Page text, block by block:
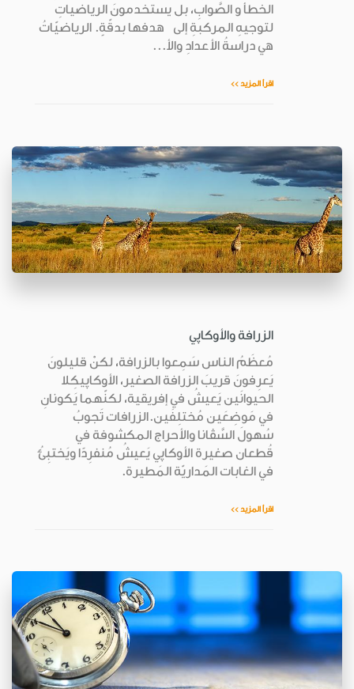
الخطأ و الصَّوابِ، بل يستخدمونَ الرياضياتِ
لتوجيهِ المركبةِ إلى هدفها بدقّةٍ. الرياضيّاتُ
هي دراسةُ الأعدادِ والأ...
اقرأ المزيد >>
الزرافة والأوكاپي
مُعظَمُ الناس سَمِعوا بالزرافة، لكنْ قليلونَ
يَعرِفونَ قريبَ الزرافة الصغير، الأوكاپيكِلا
الحيوانَين يَعيشُ في إفريقية، لكنّهما يَكونانِ
في مَوضِعَين مُختلِفَين.الزرافات تَجوبُ
سُهولَ السَّڤانا والأحراج المكشوفة في
قُطعان صغيرة الأوكاپي يَعيشُ مُنفرِدًا ويَختبِئُ
في الغابات المَداريّة المَطيرة.
اقرأ المزيد >>